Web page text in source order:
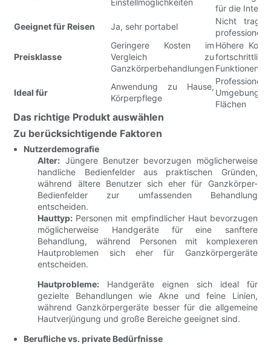
für die
Geeignet für Reisen
Ja, sehr portabel
Nicht
Preisklasse
Geringere Kosten im
Vergleich zu
Ganzkörperbehandlungen
Höhere
Funktionen
Ideal für
Anwendung zu Hause,
Körperpflege
Professionelle
Flächen
Das richtige Produkt auswählen
Zu berücksichtigende Faktoren
Nutzerdemografie
Alter: Jüngere Benutzer bevorzugen möglicherweise
handliche Bedienfelder aus praktischen Gründen,
während ältere Benutzer sich eher für Ganzkörper-
Bedienfelder zur umfassenden Behandlung
entscheiden.
Hauttyp: Personen mit empfindlicher Haut bevorzugen
möglicherweise Handgeräte für eine sanftere
Behandlung, während Personen mit komplexeren
Hautproblemen sich eher für Ganzkörpergeräte
entscheiden.
Hautprobleme: Handgeräte eignen sich ideal für
gezielte Behandlungen wie Akne und feine Linien,
während Ganzkörpergeräte besser für die allgemeine
Hautverjüngung und große Bereiche geeignet sind.
Berufliche vs. private Bedürfnisse